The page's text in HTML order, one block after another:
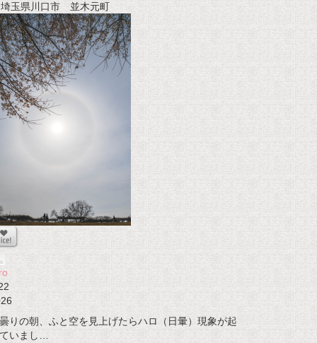
玉県川口市 並木元町
りの朝、ふと空を見上げたらハロ（日暈）現象が起
いまし…